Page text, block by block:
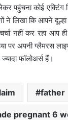
पहुंचना कोई एक्टिंग
ने लिखा कि आपने
नहीं कर रहा आप
पर अपनी ग्लैमरस
फॉलोअर्स हैं।
father
pregnant 6